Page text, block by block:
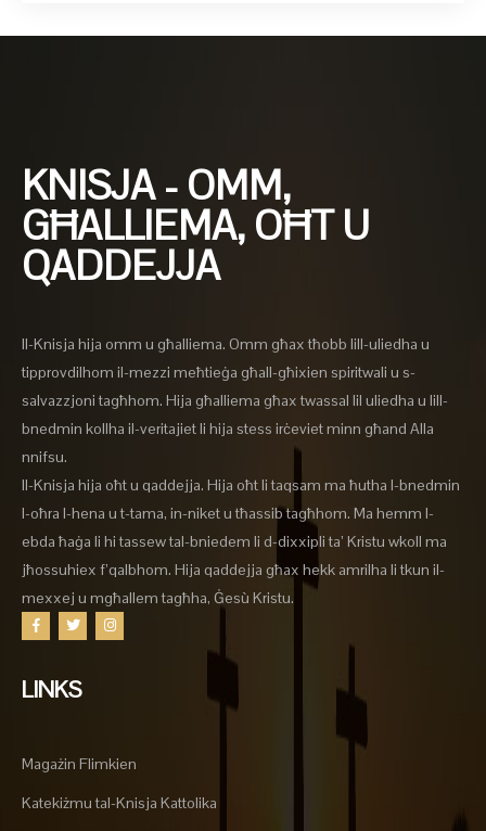
KNISJA - OMM,
GĦALLIEMA, OĦT U
QADDEJJA
Il-Knisja hija omm u għalliema. Omm għax tħobb lill-uliedha u
tipprovdilhom il-mezzi meħtieġa għall-għixien spiritwali u s-
salvazzjoni tagħhom. Hija għalliema għax twassal lil uliedha u lill-
bnedmin kollha il-veritajiet li hija stess irċeviet minn għand Alla
nnifsu.
Il-Knisja hija oħt u qaddejja. Hija oħt li taqsam ma ħutha l-bnedmin
l-oħra l-hena u t-tama, in-niket u tħassib tagħhom. Ma hemm l-
ebda ħaġa li hi tassew tal-bniedem li d-dixxipli ta’ Kristu wkoll ma
jħossuhiex f’qalbhom. Hija qaddejja għax hekk amrilha li tkun il-
mexxej u mgħallem tagħha, Ġesù Kristu.
LINKS
Magażin Flimkien
Katekiżmu tal-Knisja Kattolika